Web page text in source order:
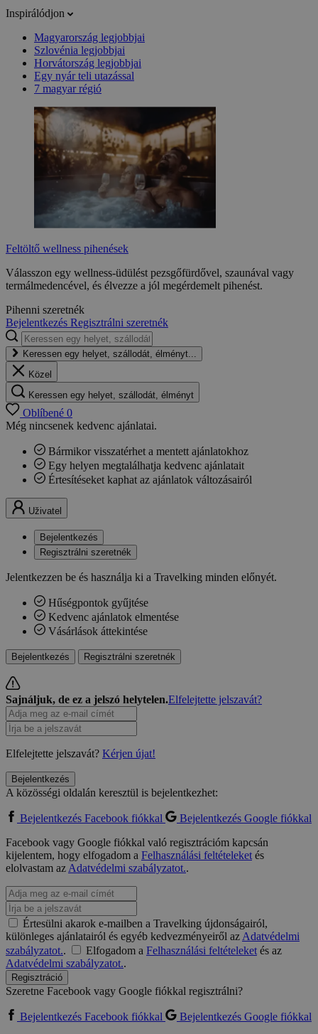
Inspirálódjon
Magyarország legjobbjai
Szlovénia legjobbjai
Horvátország legjobbjai
Egy nyár teli utazással
7 magyar régió
Feltöltő wellness pihenések
Válasszon egy wellness-üdülést pezsgőfürdővel, szaunával vagy
termálmedencével, és élvezze a jól megérdemelt pihenést.
Pihenni szeretnék
Bejelentkezés Regisztrálni szeretnék
Keressen egy helyet, szállodát, élményt...
Közel
Keressen egy helyet, szállodát, élményt
Oblíbené 0
Még nincsenek kedvenc ajánlatai.
Bármikor visszatérhet a mentett ajánlatokhoz
Egy helyen megtalálhatja kedvenc ajánlatait
Értesítéseket kaphat az ajánlatok változásairól
Uživatel
Bejelentkezés
Regisztrálni szeretnék
Jelentkezzen be és használja ki a Travelking minden előnyét.
Hűségpontok gyűjtése
Kedvenc ajánlatok elmentése
Vásárlások áttekintése
Bejelentkezés Regisztrálni szeretnék
Sajnáljuk, de ez a jelszó helytelen.Elfelejtette jelszavát?
Elfelejtette jelszavát? Kérjen újat!
Bejelentkezés
A közösségi oldalán keresztül is bejelentkezhet:
Bejelentkezés Facebook fiókkal
Bejelentkezés Google fiókkal
Facebook vagy Google fiókkal való regisztrációm kapcsán
kijelentem, hogy elfogadom a Felhasználási feltételeketés
elolvastam azAdatvédelmi szabályzatot..
Értesülni akarok e-mailben a Travelking újdonságairól,
különleges ajánlatairól és egyéb kedvezményeiről azAdatvédelmi
szabályzatot.. Elfogadom a Felhasználási feltételeketés az
Adatvédelmi szabályzatot..
Regisztráció
Szeretne Facebook vagy Google fiókkal regisztrálni?
Bejelentkezés Facebook fiókkal
Bejelentkezés Google fiókkal